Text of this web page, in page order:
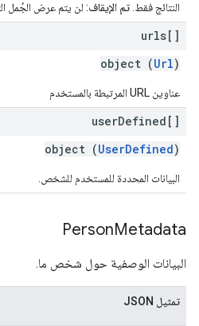
النتائج فقط. تم الإيقاف: لن يتم عرض الجُمل
urls[]
object (Url)
عناوين URL المرتبطة بالمستخدم
userDefined[]
object (UserDefined)
البيانات المحددة للمستخدم للشخص.
PersonMetadata
البيانات الوصفية حول شخص ما.
تمثيل JSON